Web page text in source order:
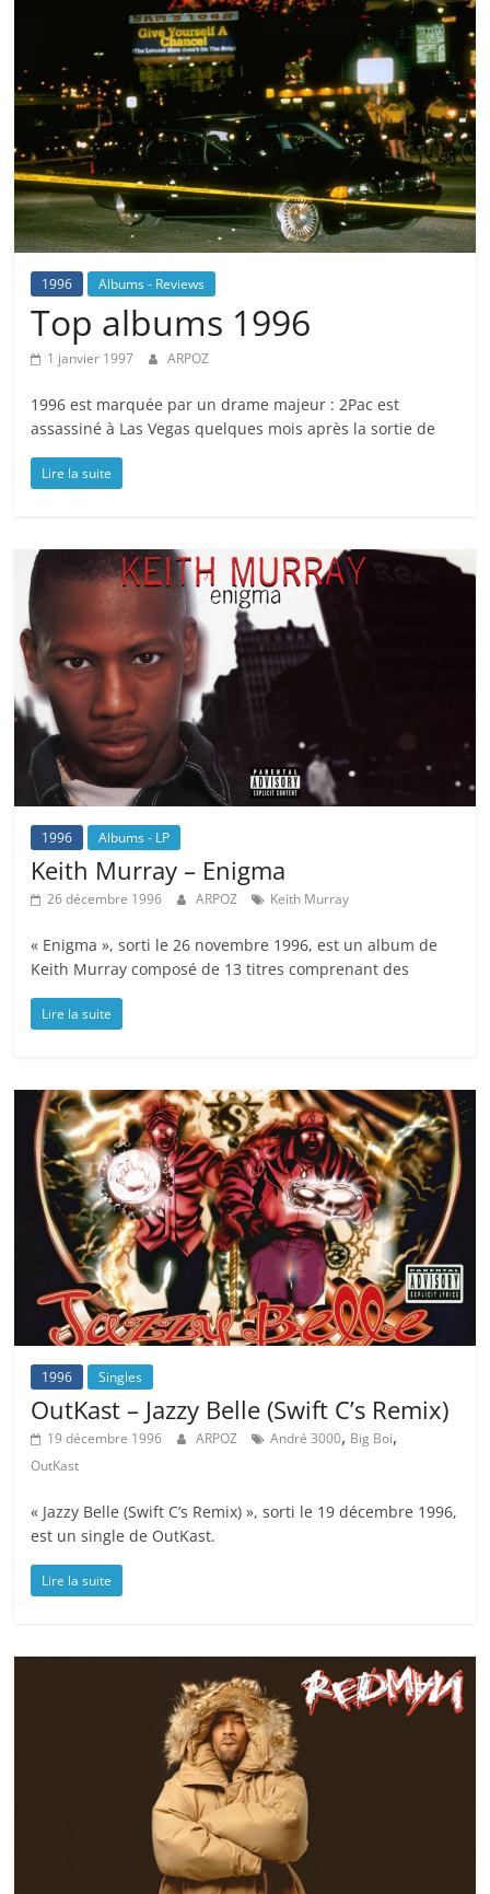
1996 Albums - Reviews
Top albums 1996
1 janvier 1997 ARPOZ
1996 est marquée par un drame majeur : 2Pac est
assassiné à Las Vegas quelques mois après la sortie de
Lire la suite
1996 Albums - LP
Keith Murray – Enigma
26 décembre 1996 ARPOZ Keith Murray
« Enigma », sorti le 26 novembre 1996, est un album de
Keith Murray composé de 13 titres comprenant des
Lire la suite
1996 Singles
OutKast – Jazzy Belle (Swift C’s Remix)
19 décembre 1996 ARPOZ André 3000, Big Boi,
OutKast
« Jazzy Belle (Swift C’s Remix) », sorti le 19 décembre 1996,
est un single de OutKast.
Lire la suite